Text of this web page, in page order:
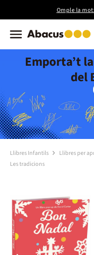
Omple la
Emporta’t
del
Llibres Infantils Llibres per
Les tradicions